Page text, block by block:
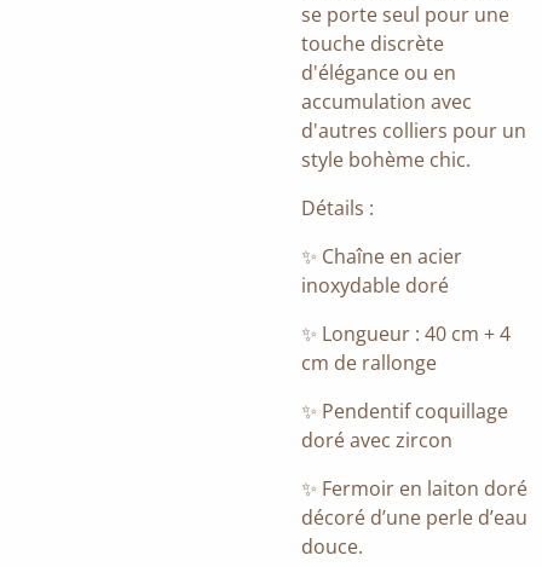
se porte seul pour une
touche discrète
d'élégance ou en
accumulation avec
d'autres colliers pour un
style bohème chic.
Détails :
✨ Chaîne en acier
inoxydable doré
✨ Longueur : 40 cm + 4
cm de rallonge
✨ Pendentif coquillage
doré avec zircon
✨ Fermoir en laiton doré
décoré d’une perle d’eau
douce.